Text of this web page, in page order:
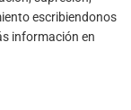
escribiendonos
información en